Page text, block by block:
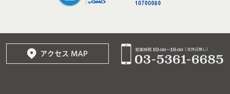
© 2017–2026 株式会社RPG